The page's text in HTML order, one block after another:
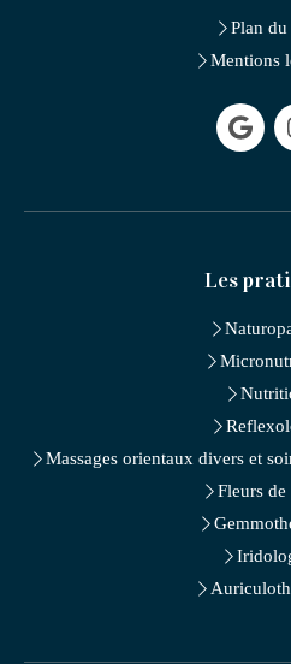
Plan du
Mentions
Les
Massages orientaux divers et
Fleurs de